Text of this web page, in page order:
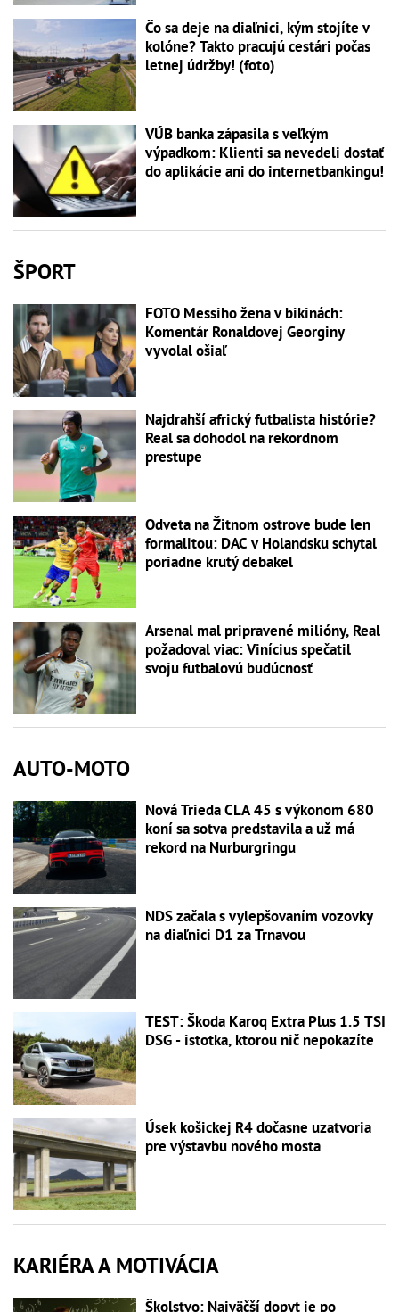
Čo sa deje na diaľnici, kým stojíte v
kolóne? Takto pracujú cestári počas
letnej údržby! (foto)
VÚB banka zápasila s veľkým
výpadkom: Klienti sa nevedeli dostať
do aplikácie ani do internetbankingu!
ŠPORT
FOTO Messiho žena v bikinách:
Komentár Ronaldovej Georginy
vyvolal ošiaľ
Najdrahší africký futbalista histórie?
Real sa dohodol na rekordnom
prestupe
Odveta na Žitnom ostrove bude len
formalitou: DAC v Holandsku schytal
poriadne krutý debakel
Arsenal mal pripravené milióny, Real
požadoval viac: Vinícius spečatil
svoju futbalovú budúcnosť
AUTO-MOTO
Nová Trieda CLA 45 s výkonom 680
koní sa sotva predstavila a už má
rekord na Nurburgringu
NDS začala s vylepšovaním vozovky
na diaľnici D1 za Trnavou
TEST: Škoda Karoq Extra Plus 1.5 TSI
DSG - istotka, ktorou nič nepokazíte
Úsek košickej R4 dočasne uzatvoria
pre výstavbu nového mosta
KARIÉRA A MOTIVÁCIA
Školstvo: Najväčší dopyt je po